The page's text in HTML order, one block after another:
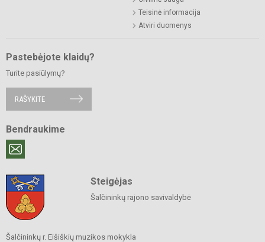
Teisinė informacija
Atviri duomenys
Pastebėjote klaidų?
Turite pasiūlymų?
RAŠYKITE
Bendraukime
Steigėjas
Šalčininkų rajono savivaldybė
Šalčininkų r. Eišiškių muzikos mokykla